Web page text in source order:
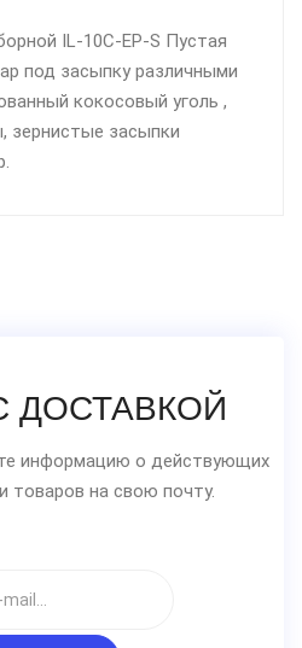
IL-10C-EP-S Пустая
под засыпку различными
кокосовый уголь ,
зернистые засыпки
ДОСТАВКОЙ
информацию о действующих
товаров на свою почту.